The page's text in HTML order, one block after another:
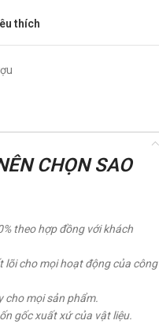
thích
CHỌN SAO
theo hợp đồng với khách
lõi cho mọi hoạt động của công
cho mọi sản phẩm.
gốc xuất xứ của vật liệu.